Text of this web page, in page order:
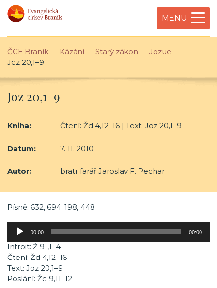
MENU
ČCE Braník Kázání Starý zákon
Jozue
Joz 20,1–9
Joz 20,1–9
Kniha: Čtení: Žd 4,12–16 | Text: Joz 20,1–9
Datum: 7. 11. 2010
Autor: bratr farář Jaroslav F. Pechar
Písně: 632, 694, 198, 448
Audio
00:00 00:00
Introit: Ž 91,1–4
Čtení: Žd 4,12–16
Text: Joz 20,1–9
Poslání: Žd 9,11–12